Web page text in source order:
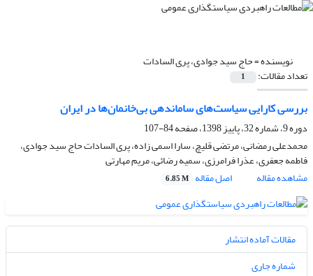
نویسنده =حاج سید جوادی، پری السادات
تعداد مقالات: 1
بررسی کارایی سیاست‌های ساماندهی بی‌خانمان‌ها در ایران
دوره 9، شماره 32، پاییز 1398، صفحه
84-107
محمدعلی رمضانی، مرتضی قلیچ، سارا اسمی زاده، پری السادات حاج سید جوادی،
فاطمه جعفری، عذرا فرامرزی، سمیه رضائی، مریم مهارتی
مشاهده مقاله
اصل مقاله 6.85 M
مقالات آماده انتشار
شماره جاری